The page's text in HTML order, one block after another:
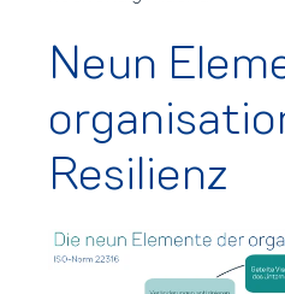
Neun
Resilienz